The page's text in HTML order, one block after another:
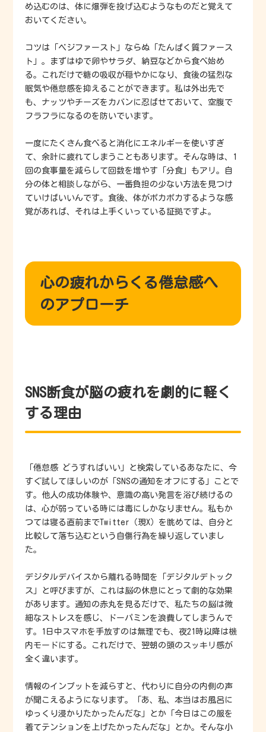
め込むのは、体に爆弾を投げ込むようなものだと覚えて
おいてください。
コツは「ベジファースト」ならぬ「たんぱく質ファース
ト」。まずはゆで卵やサラダ、納豆などから食べ始め
る。これだけで糖の吸収が穏やかになり、食後の猛烈な
眠気や倦怠感を抑えることができます。私は外出先で
も、ナッツやチーズをカバンに忍ばせておいて、空腹で
フラフラになるのを防いでいます。
一度にたくさん食べると消化にエネルギーを使いすぎ
て、余計に疲れてしまうこともあります。そんな時は、1
回の食事量を減らして回数を増やす「分食」もアリ。自
分の体と相談しながら、一番負担の少ない方法を見つけ
ていけばいいんです。食後、体がポカポカするような感
覚があれば、それは上手くいっている証拠ですよ。
心の疲れからくる倦怠感へ
のアプローチ
SNS断食が脳の疲れを劇的に軽く
する理由
「倦怠感 どうすればいい」と検索しているあなたに、今
すぐ試してほしいのが「SNSの通知をオフにする」ことで
す。他人の成功体験や、意識の高い発言を浴び続けるの
は、心が弱っている時には毒にしかなりません。私もか
つては寝る直前までTwitter（現X）を眺めては、自分と
比較して落ち込むという自傷行為を繰り返していまし
た。
デジタルデバイスから離れる時間を「デジタルデトック
ス」と呼びますが、これは脳の休息にとって劇的な効果
があります。通知の赤丸を見るだけで、私たちの脳は微
細なストレスを感じ、ドーパミンを浪費してしまうんで
す。1日中スマホを手放すのは無理でも、夜21時以降は機
内モードにする。これだけで、翌朝の頭のスッキリ感が
全く違います。
情報のインプットを減らすと、代わりに自分の内側の声
が聞こえるようになります。「あ、私、本当はお風呂に
ゆっくり浸かりたかったんだな」とか「今日はこの服を
着てテンションを上げたかったんだな」とか。そんな小